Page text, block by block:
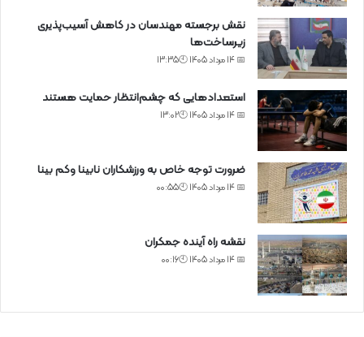
نقش برجسته مهندسان در کاهش آسیب‌پذیری
زیرساخت‌ها
📅 14 مرداد 1405 🕙13:35
استعدادهایی که چشم‌انتظار حمایت هستند
📅 14 مرداد 1405 🕙13:02
ضرورت توجه خاص به ورزشکاران نابینا وکم بینا
📅 14 مرداد 1405 🕙00:55
نقشه راه آینده جمکران
📅 14 مرداد 1405 🕙00:16